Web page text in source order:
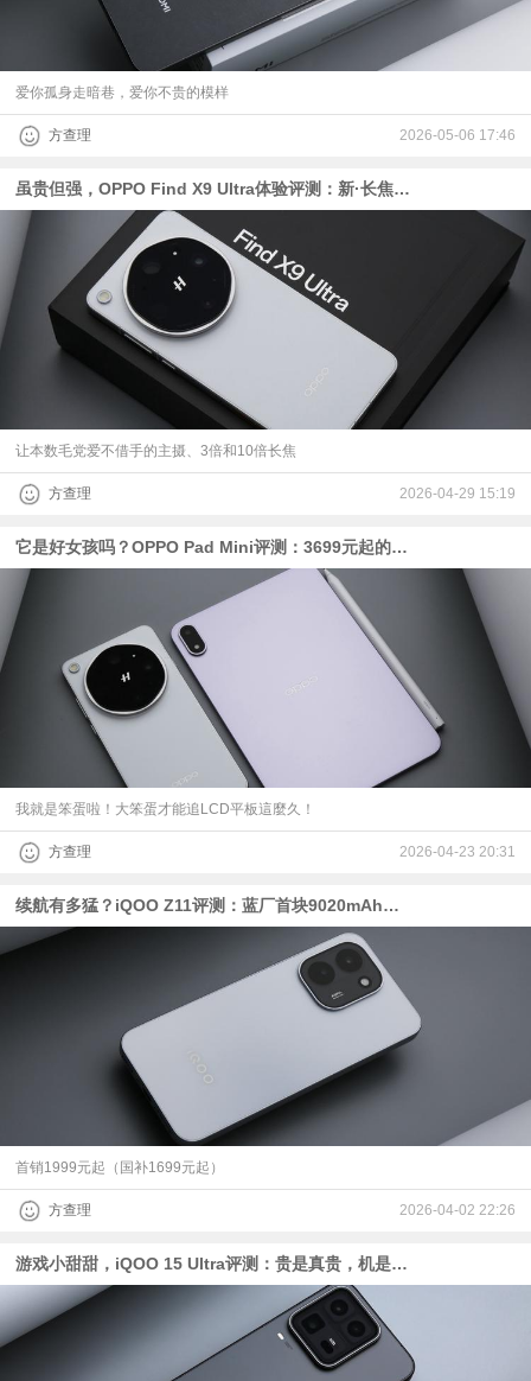
爱你孤身走暗巷，爱你不贵的模样
方查理 2026-05-06 17:46
虽贵但强，OPPO Find X9 Ultra体验评测：新·长焦战神
让本数毛党爱不借手的主摄、3倍和10倍长焦
方查理 2026-04-29 15:19
它是好女孩吗？OPPO Pad Mini评测：3699元起的骁龙8 Gen 5小平板
我就是笨蛋啦！大笨蛋才能追LCD平板這麼久！
方查理 2026-04-23 20:31
续航有多猛？iQOO Z11评测：蓝厂首块9020mAh电池+天玑8500+165Hz高刷屏
首销1999元起（国补1699元起）
方查理 2026-04-02 22:26
游戏小甜甜，iQOO 15 Ultra评测：贵是真贵，机是好机